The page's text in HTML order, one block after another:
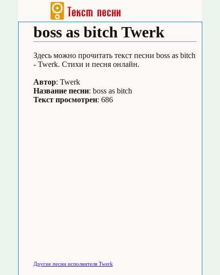
boss as bitch Twerk
Здесь можно прочитать текст песни boss as bitch
- Twerk. Стихи и песня онлайн.
Автор: Twerk
Название песни: boss as bitch
Текст просмотрен: 686
Другие песни исполнителя Twerk